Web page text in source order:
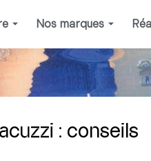
Nos marques
: conseils